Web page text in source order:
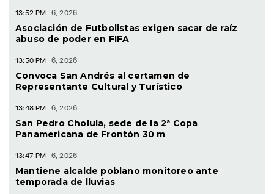
Asociación de Futbolistas exigen sacar de raíz
abuso de poder en FIFA
13:50 PM 6, 2026
Convoca San Andrés al certamen de
13:48 PM 6, 2026
San Pedro Cholula, sede de la 2ª Copa
13:47 PM 6, 2026
Mantiene alcalde poblano monitoreo ante
temporada de lluvias
13:41 PM 6, 2026